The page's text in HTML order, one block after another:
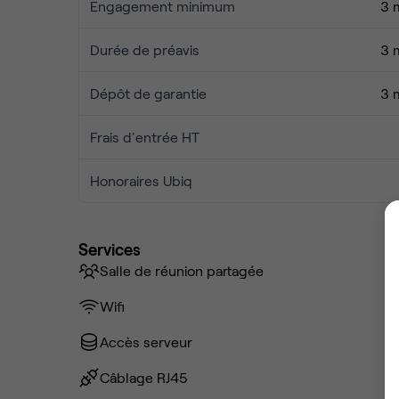
Engagement minimum 3
Durée de préavis 3
Dépôt de garantie 3
Frais d'entrée HT
Honoraires Ubiq
Services
Salle de réunion partagée
Wifi
Accès serveur
Câblage RJ45